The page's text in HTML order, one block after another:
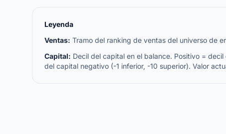
Leyenda
Ventas: Tramo del ranking de ventas del universo de
Capital: Decil del capital en el balance. Positivo =
del capital negativo (-1 inferior, -10 superior). Valor